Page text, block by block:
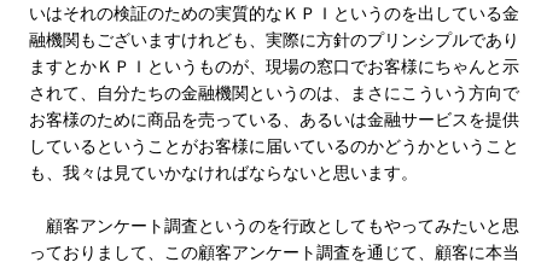
いはそれの検証のための実質的なＫＰＩというのを出している金
融機関もございますけれども、実際に方針のプリンシプルであり
ますとかＫＰＩというものが、現場の窓口でお客様にちゃんと示
されて、自分たちの金融機関というのは、まさにこういう方向で
お客様のために商品を売っている、あるいは金融サービスを提供
しているということがお客様に届いているのかどうかということ
も、我々は見ていかなければならないと思います。
顧客アンケート調査というのを行政としてもやってみたいと思
っておりまして、この顧客アンケート調査を通じて、顧客に本当